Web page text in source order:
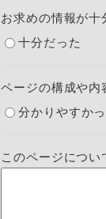
お求めの情報が十
十分だった
ページの構成や内
分かりやすか
このページについ